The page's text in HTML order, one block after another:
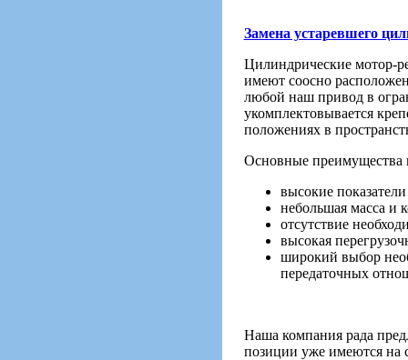
Замена устаревшего
Цилиндрические мотор-
имеют соосно
любой наш привод в
укомплектовывается
положениях в
Основные преимущества
высокие
небольшая масса и
отсутствие
высокая
широкий выбор
передаточных
Наша компания рада
позиции уже имеются на